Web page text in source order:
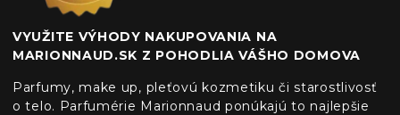
VYUŽITE VÝHODY NAKUPOVANIA NA
MARIONNAUD.SK Z POHODLIA VÁŠHO DOMOVA
Parfumy, make up, pleťovú kozmetiku či starostlivosť
o telo. Parfumérie Marionnaud ponúkajú to najlepšie